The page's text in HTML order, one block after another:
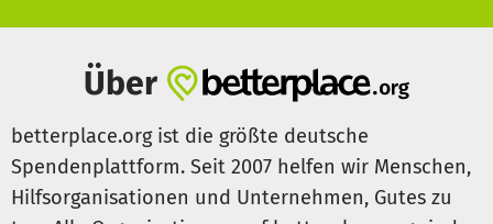
Über
betterplace.org ist die größte deutsche
Spendenplattform. Seit 2007 helfen wir Menschen,
Hilfsorganisationen und Unternehmen, Gutes zu